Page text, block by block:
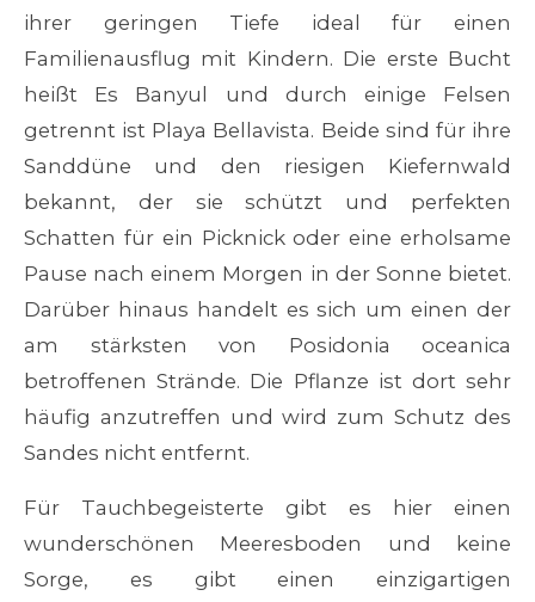
ihrer geringen Tiefe ideal für einen
Familienausflug mit Kindern. Die erste Bucht
heißt Es Banyul und durch einige Felsen
getrennt ist Playa Bellavista. Beide sind für ihre
Sanddüne und den riesigen Kiefernwald
bekannt, der sie schützt und perfekten
Schatten für ein Picknick oder eine erholsame
Pause nach einem Morgen in der Sonne bietet.
Darüber hinaus handelt es sich um einen der
am stärksten von Posidonia oceanica
betroffenen Strände. Die Pflanze ist dort sehr
häufig anzutreffen und wird zum Schutz des
Sandes nicht entfernt.
Für Tauchbegeisterte gibt es hier einen
wunderschönen Meeresboden und keine
Sorge, es gibt einen einzigartigen